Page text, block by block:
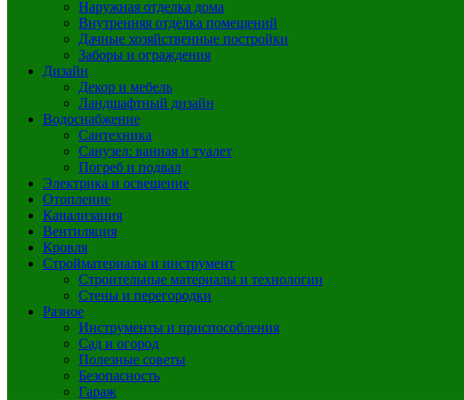
Наружная отделка дома
Внутренняя отделка помещений
Дачные хозяйственные постройки
Заборы и ограждения
Дизайн
Декор и мебель
Ландшафтный дизайн
Водоснабжение
Сантехника
Санузел: ванная и туалет
Погреб и подвал
Электрика и освещение
Отопление
Канализация
Вентиляция
Кровля
Стройматериалы и инструмент
Строительные материалы и технологии
Стены и перегородки
Разное
Инструменты и приспособления
Сад и огород
Полезные советы
Безопасность
Гараж